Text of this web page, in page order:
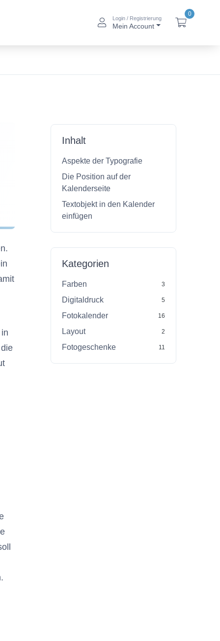
btn_account_alt
Login / Registrierung
Mein Account
0
Inhalt
Aspekte der Typografie
Die Position auf der
Kalenderseite
Textobjekt in den Kalender
einfügen
Kategorien
Farben 3
Digitaldruck 5
Fotokalender 16
Layout 2
Fotogeschenke 11